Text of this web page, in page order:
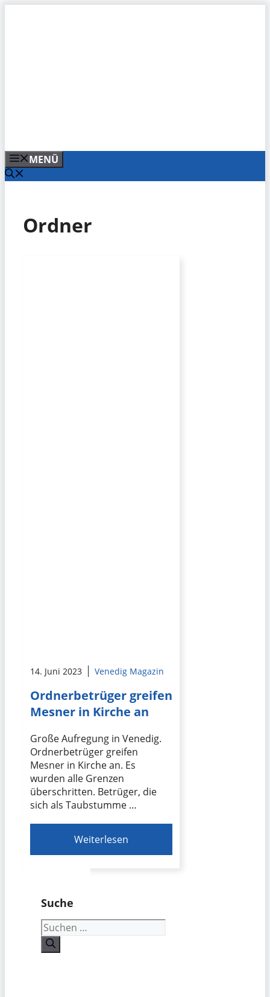
MENÜ
Ordner
14. Juni 2023 Venedig Magazin
Ordnerbetrüger greifen
Mesner in Kirche an
Große Aufregung in Venedig.
Ordnerbetrüger greifen
Mesner in Kirche an. Es
wurden alle Grenzen
überschritten. Betrüger, die
sich als Taubstumme …
Weiterlesen
Suche
Suchen
nach: